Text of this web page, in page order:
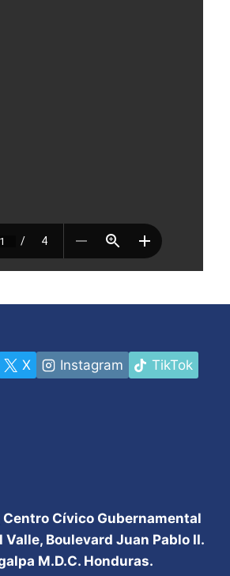
X Instagram TikTok
Centro Cívico Gubernamental
Boulevard Juan Pablo II.
M.D.C. Honduras.